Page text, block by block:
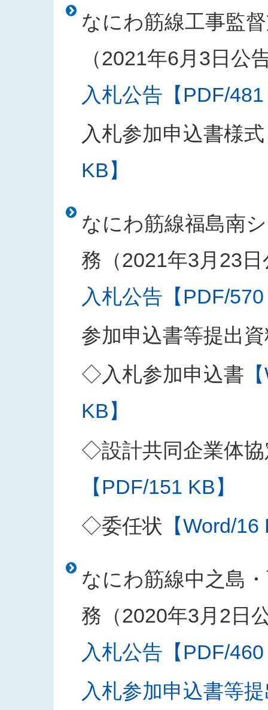
なにわ筋線工事監
（2021年6月3日公
入札公告【PDF/
入札参加申込書様式
KB】
なにわ筋線福島南
務（2021年3月23日
入札公告【PDF/
参加申込書等提出
◇入札参加申込書
KB】
◇設計共同企業体協
【PDF/151 KB】
◇委任状 【Word/
なにわ筋線中之島
務（2020年3月2日
入札公告【PDF/
入札参加申込書等